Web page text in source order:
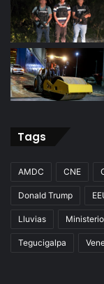
Tags
AMDC CNE
Donald Trump
Lluvias
Tegucigalpa